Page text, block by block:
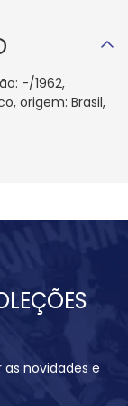
-/1962,
origem: Brasil,
novidades e